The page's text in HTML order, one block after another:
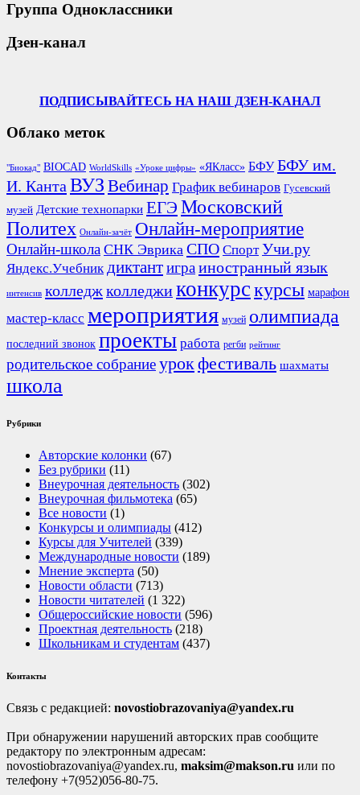
Группа Одноклассники
Дзен-канал
ПОДПИСЫВАЙТЕСЬ НА НАШ ДЗЕН-КАНАЛ
Облако меток
"Биокад" BIOCAD WorldSkills «Уроке цифры» «ЯКласс» БФУ БФУ им.
И. Канта ВУЗ Вебинар График вебинаров Гусевский
музей Детские технопарки ЕГЭ Московский
Политех Онлайн-зачёт Онлайн-мероприятие
Онлайн-школа СНК Эврика СПО Спорт Учи.ру
Яндекс.Учебник диктантиграиностранный язык
интенсив колледжколледжиконкурскурсы марафон
мастер-класс мероприятия музей олимпиада
последний звонок проекты работа регби рейтинг
родительское собраниеурокфестиваль шахматы
школа
Рубрики
Авторские колонки (67)
Без рубрики (11)
Внеурочная деятельность (302)
Внеурочная фильмотека (65)
Все новости (1)
Конкурсы и олимпиады (412)
Курсы для Учителей (339)
Международные новости (189)
Мнение эксперта (50)
Новости области (713)
Новости читателей (1 322)
Общероссийские новости (596)
Проектная деятельность (218)
Школьникам и студентам (437)
Контакты
Связь с редакцией: novostiobrazovaniya@yandex.ru
При обнаружении нарушений авторских прав сообщите
редактору по электронным адресам:
novostiobrazovaniya@yandex.ru, maksim@makson.ru или по
телефону +7(952)056-80-75.